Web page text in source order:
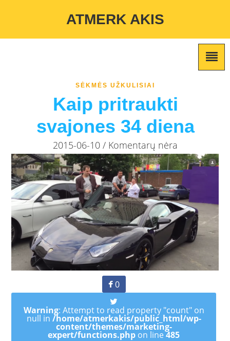
/home/atmerkakis/public_html/wp-content/themes/marketing-
ATMERK AKIS
SĖKMĖS UŽKULISIAI
Kaip pritraukti
svajones 34 diena
2015-06-10 / Komentarų nėra
0
Warning: Attempt to read property "count" on
null in /home/atmerkakis/public_html/wp-
content/themes/marketing-
expert/functions.php on line485